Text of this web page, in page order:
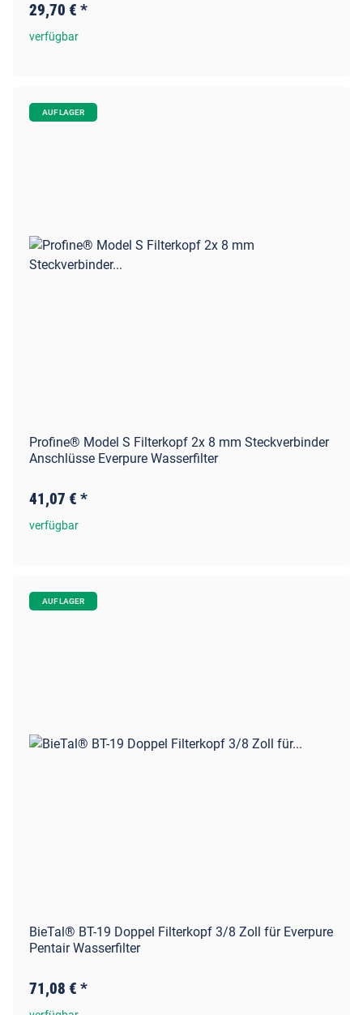
29,70 € *
verfügbar
AUF LAGER
Profine® Model S Filterkopf 2x 8 mm Steckverbinder
Anschlüsse Everpure Wasserfilter
41,07 € *
verfügbar
AUF LAGER
BieTal® BT-19 Doppel Filterkopf 3/8 Zoll für Everpure
Pentair Wasserfilter
71,08 € *